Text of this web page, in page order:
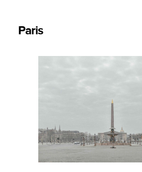
Paris